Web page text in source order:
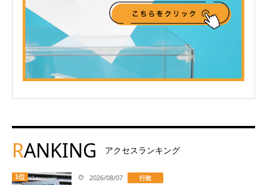
RANKING アクセスランキング
1位 2026/08/07 行政